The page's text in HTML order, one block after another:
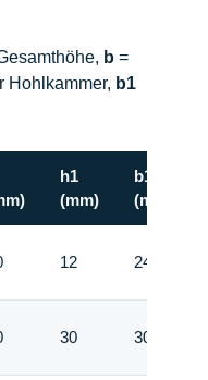
b =
Hohlkammer, b1
h1
(mm)
b1
(mm)
12 24
30 30